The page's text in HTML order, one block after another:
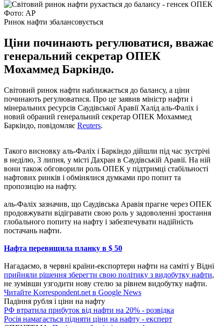
Фото: АР
Ринок нафти збалансовується
Ціни починають регулюватися, вважає
генеральний секретар ОПЕК
Мохаммед Баркіндо.
Світовий ринок нафти наближається до балансу, а ціни
починають регулюватися. Про це заявив міністр нафти і
мінеральних ресурсів Саудівської Аравії Халід аль-Фаліх і
новий обраний генеральний секретар ОПЕК Мохаммед
Баркіндо, повідомляє Reuters.
Такого висновку аль-Фаліх і Баркіндо дійшли під час зустрічі
в неділю, 3 липня, у місті Дахран в Саудівській Аравії. На ній
вони також обговорили роль ОПЕК у підтримці стабільності
нафтових ринків і обмінялися думками про попит та
пропозицію на нафту.
аль-Фаліх зазначив, що Саудівська Аравія прагне через ОПЕК
продовжувати відігравати свою роль у задоволенні зростання
глобального попиту на нафту і забезпечувати надійність
постачань нафти.
Нафта перевищила планку в $ 50
Нагадаємо, в червні країни-експортери нафти на саміті у Відні
прийняли рішення зберегти свою політику з видобутку нафти,
не зумівши узгодити нову стелю за рівнем видобутку нафти.
Читайте Korrespondent.net в Google News
Падіння рубля і ціни на нафту
РФ втратила прибуток від нафти на 20% - розвідка
Росія намагається підняти ціни на нафту - експерт